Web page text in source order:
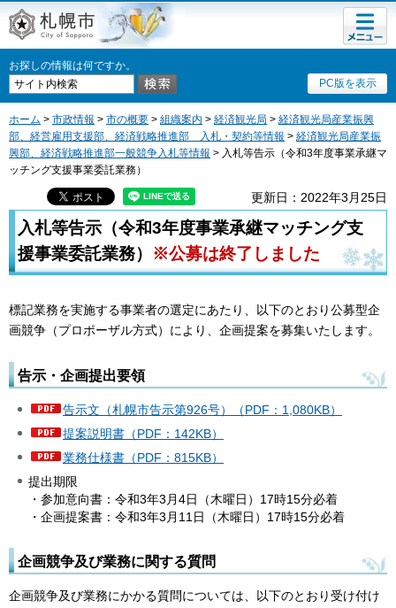
札幌市
お探しの情報は何ですか。
PC版を表示
メニュ
ー
ホーム > 市政情報 > 市の概要 > 組織案内 > 経済観光局 > 経済観光局産業振興
部、経営雇用支援部、経済戦略推進部 入札・契約等情報 > 経済観光局産業振
興部、経済戦略推進部一般競争入札等情報 > 入札等告示（令和3年度事業承継マ
ッチング支援事業委託業務）
更新日：2022年3月25日
入札等告示（令和3年度事業承継マッチング支
援事業委託業務） ※公募は終了しました
標記業務を実施する事業者の選定にあたり、以下のとおり公募型企
画競争（プロポーザル方式）により、企画提案を募集いたします。
告示・企画提出要領
告示文（札幌市告示第926号）（PDF：1,080KB）
提案説明書（PDF：142KB）
業務仕様書（PDF：815KB）
提出期限
・参加意向書：令和3年3月4日（木曜日）17時15分必着
・企画提案書：令和3年3月11日（木曜日）17時15分必着
企画競争及び業務に関する質問
企画競争及び業務にかかる質問については、以下のとおり受け付け